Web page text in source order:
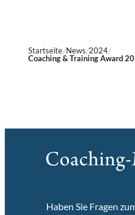
Startseite News 2024
Coaching & Training Award
Haben Sie Fragen